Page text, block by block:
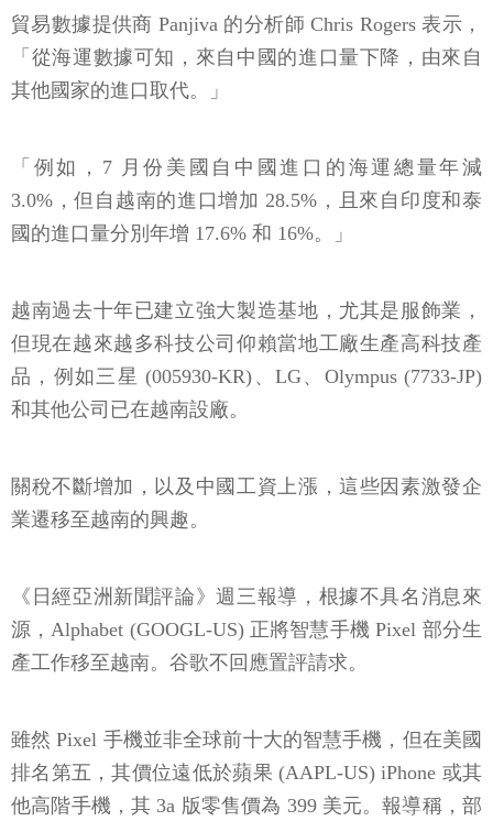
貿易數據提供商 Panjiva 的分析師 Chris Rogers 表示，
「從海運數據可知，來自中國的進口量下降，由來自
其他國家的進口取代。」
「例如，7 月份美國自中國進口的海運總量年減
3.0%，但自越南的進口增加 28.5%，且來自印度和泰
國的進口量分別年增 17.6% 和 16%。」
越南過去十年已建立強大製造基地，尤其是服飾業，
但現在越來越多科技公司仰賴當地工廠生產高科技產
品，例如三星 (005930-KR)、LG、Olympus (7733-JP)
和其他公司已在越南設廠。
關稅不斷增加，以及中國工資上漲，這些因素激發企
業遷移至越南的興趣。
《日經亞洲新聞評論》週三報導，根據不具名消息來
源，Alphabet (GOOGL-US) 正將智慧手機 Pixel 部分生
產工作移至越南。谷歌不回應置評請求。
雖然 Pixel 手機並非全球前十大的智慧手機，但在美國
排名第五，其價位遠低於蘋果 (AAPL-US) iPhone 或其
他高階手機，其 3a 版零售價為 399 美元。報導稱，部